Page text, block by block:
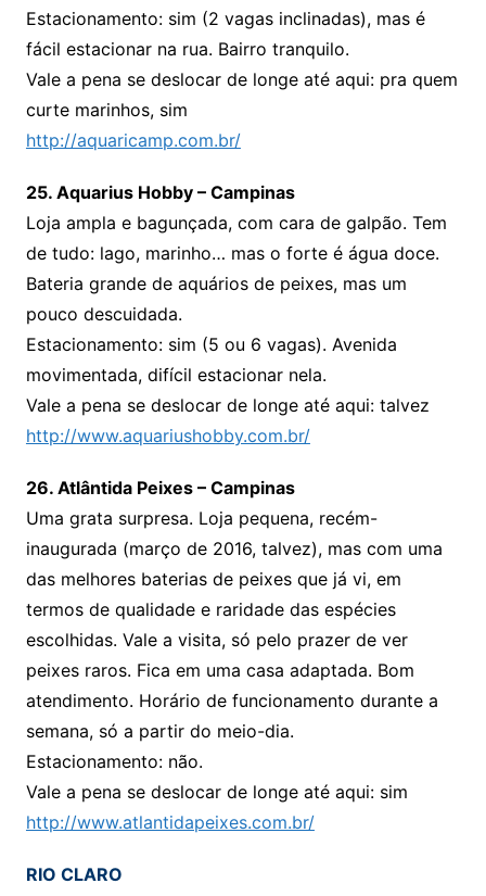
Estacionamento: sim (2 vagas inclinadas), mas é
fácil estacionar na rua. Bairro tranquilo.
Vale a pena se deslocar de longe até aqui: pra quem
curte marinhos, sim
http://aquaricamp.com.br/
25. Aquarius Hobby – Campinas
Loja ampla e bagunçada, com cara de galpão. Tem
de tudo: lago, marinho… mas o forte é água doce.
Bateria grande de aquários de peixes, mas um
pouco descuidada.
Estacionamento: sim (5 ou 6 vagas). Avenida
movimentada, difícil estacionar nela.
Vale a pena se deslocar de longe até aqui: talvez
http://www.aquariushobby.com.br/
26. Atlântida Peixes – Campinas
Uma grata surpresa. Loja pequena, recém-
inaugurada (março de 2016, talvez), mas com uma
das melhores baterias de peixes que já vi, em
termos de qualidade e raridade das espécies
escolhidas. Vale a visita, só pelo prazer de ver
peixes raros. Fica em uma casa adaptada. Bom
atendimento. Horário de funcionamento durante a
semana, só a partir do meio-dia.
Estacionamento: não.
Vale a pena se deslocar de longe até aqui: sim
http://www.atlantidapeixes.com.br/
RIO CLARO